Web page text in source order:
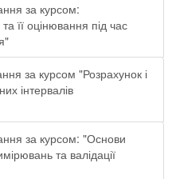
за курсом:
її оцінювання під час
за курсом "Розрахунок і
інтервалів
за курсом: "Основи
та валідації